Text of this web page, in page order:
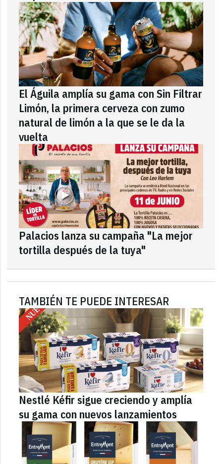
El Águila amplía su gama con Sin Filtrar
Limón, la primera cerveza con zumo
natural de limón a la que se le da la
vuelta
Palacios lanza su campaña "La mejor
tortilla después de la tuya"
TAMBIÉN TE PUEDE INTERESAR
Nestlé Kéfir sigue creciendo y amplía
su gama con nuevos lanzamientos